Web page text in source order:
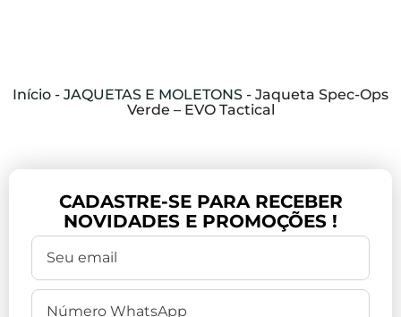
Início - JAQUETAS E MOLETONS - Jaqueta Spec-Ops
Verde – EVO Tactical
CADASTRE-SE PARA RECEBER
NOVIDADES E PROMOÇÕES !